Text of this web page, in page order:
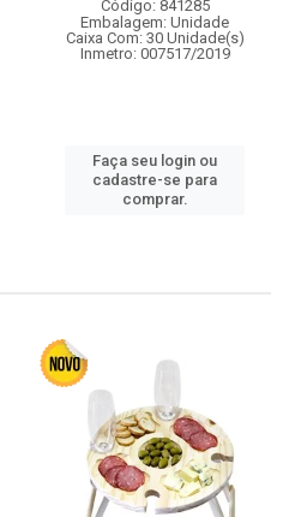
Código: 841285
Embalagem: Unidade
Caixa Com: 30 Unidade(s)
Inmetro: 007517/2019
Faça seu login ou
cadastre-se para
comprar.